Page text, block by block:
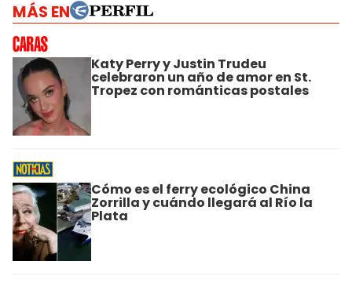
MÁS EN
Katy Perry y Justin Trudeu
celebraron un año de amor en St.
Tropez con románticas postales
Cómo es el ferry ecológico China
Zorrilla y cuándo llegará al Río la
Plata